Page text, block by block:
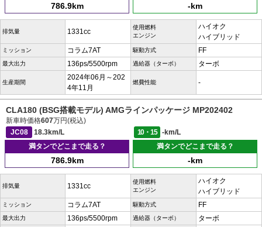
786.9km -km
排気量 1331cc
使用燃料
エンジン
ハイオク
ハイブリッド
ミッション コラム7AT 駆動方式 FF
最大出力 136ps/5500rpm 過給器（ターボ） ターボ
生産期間
2024年06月～202
4年11月
燃費性能 -
CLA180 (BSG搭載モデル) AMGラインパッケージ MP202402
新車時価格607万円(税込)
JC08
18.3km/L 10・15
-km/L
満タンでどこまで走る？
786.9km
満タンでどこまで走る？
-km
排気量 1331cc
使用燃料
エンジン
ハイオク
ハイブリッド
ミッション コラム7AT 駆動方式 FF
最大出力 136ps/5500rpm 過給器（ターボ） ターボ